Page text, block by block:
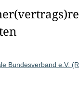
Bundesverband e.V.